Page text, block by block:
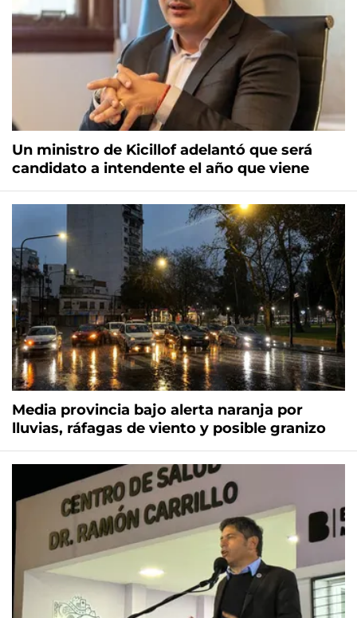
Un ministro de Kicillof adelantó que será
candidato a intendente el año que viene
Media provincia bajo alerta naranja por
lluvias, ráfagas de viento y posible granizo